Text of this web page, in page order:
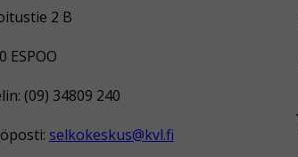
2 B
ESPOO
(09) 34809 240
selkokeskus@kvl.fi